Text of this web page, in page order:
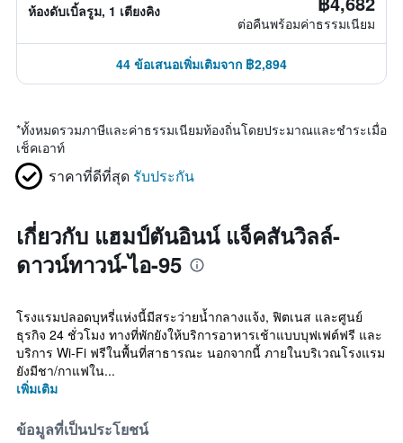
ห้องดับเบิ้ลรูม, 1 เตียงคิง
ต่อคืนพร้อมค่าธรรมเนียม
44 ข้อเสนอเพิ่มเติมจาก ฿2,894
*ทั้งหมดรวมภาษีและค่าธรรมเนียมท้องถิ่นโดยประมาณและชำระเมื่อ
เช็คเอาท์
ราคาที่ดีที่สุด รับประกัน
เกี่ยวกับ แฮมป์ตันอินน์ แจ็คสันวิลล์-
ดาวน์ทาวน์-ไอ-95
โรงแรมปลอดบุหรี่แห่งนี้มีสระว่ายน้ำกลางแจ้ง, ฟิตเนส และศูนย์
ธุรกิจ 24 ชั่วโมง ทางที่พักยังให้บริการอาหารเช้าแบบบุฟเฟต์ฟรี และ
บริการ Wi-Fi ฟรีในพื้นที่สาธารณะ นอกจากนี้ ภายในบริเวณโรงแรม
ยังมีชา/กาแฟใน...
เพิ่มเติม
ข้อมูลที่เป็นประโยชน์